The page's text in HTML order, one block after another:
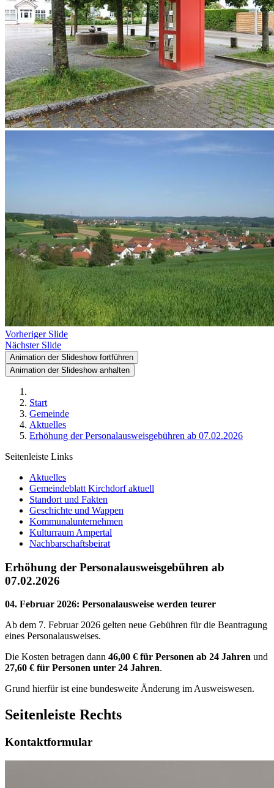
Vorheriger Slide
Nächster Slide
Animation der Slideshow fortführen
Animation der Slideshow anhalten
Start
Gemeinde
Aktuelles
Erhöhung der Personalausweisgebühren ab 07.02.2026
Seitenleiste Links
Aktuelles
Gemeindeblatt Kirchdorf aktuell
Standort und Fakten
Geschichte und Wappen
Kommunalunternehmen
Kulturraum Ampertal
Nachbarschaftsbeirat
Erhöhung der Personalausweisgebühren ab
07.02.2026
04. Februar 2026: Personalausweise werden teurer
Ab dem 7. Februar 2026 gelten neue Gebühren für die Beantragung
eines Personalausweises.
Die Kosten betragen dann 46,00 € für Personen ab 24 Jahren und
27,60 € für Personen unter 24 Jahren.
Grund hierfür ist eine bundesweite Änderung im Ausweiswesen.
Seitenleiste Rechts
Kontaktformular